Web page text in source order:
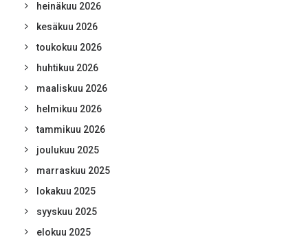
heinäkuu 2026
kesäkuu 2026
toukokuu 2026
huhtikuu 2026
maaliskuu 2026
helmikuu 2026
tammikuu 2026
joulukuu 2025
marraskuu 2025
lokakuu 2025
syyskuu 2025
elokuu 2025